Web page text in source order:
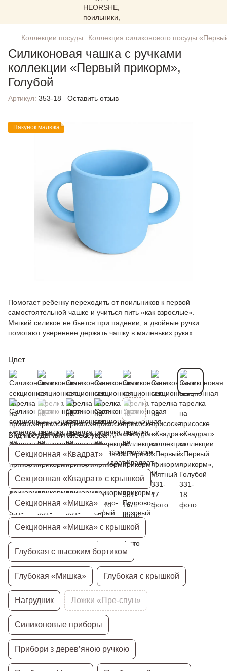
Коллекции посуды Коллекция силиконового посуды
Силиконовая чашка с ручками
коллекции «Первый прикорм»,
Голубой
Артикул: 353-18 Оставить отзыв
Пакунок малюка
Помогает ребенку переходить от поильников к первой
самостоятельной чашке и учиться пить «как взрослые».
Мягкий силикон не бьется при падении, а двойные ручки
помогают увереннее держать чашку в маленьких руках.
Цвет
Вид посуды или аксессуара
Секционная «Квадрат»
Секционная «Квадрат» с крышкой
Секционная «Мишка»
Секционная «Мишка» с крышкой
Глубокая с высоким бортиком
Глубокая «Мишка» Глубокая с крышкой
Нагрудник Ложки «Пре-спун»
Силиконовые приборы
Прибори з дерев’яною ручкою